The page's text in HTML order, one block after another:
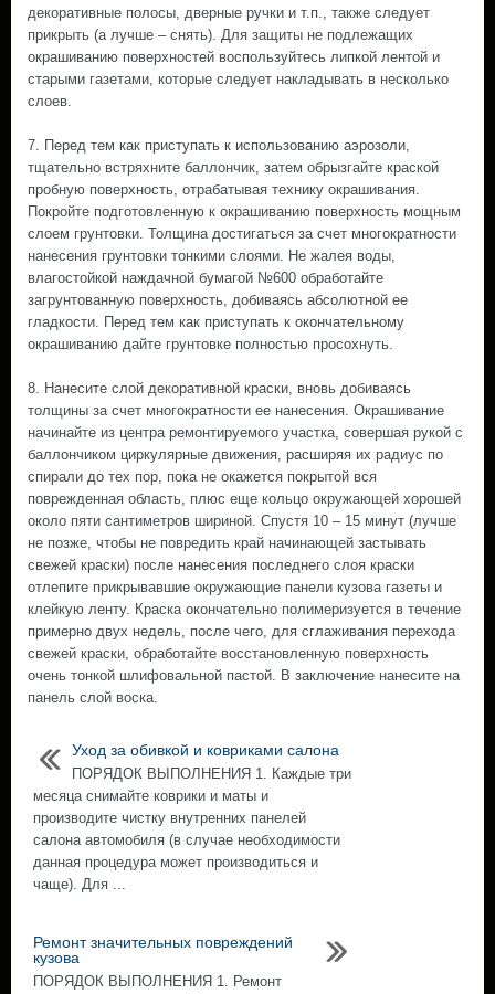
декоративные полосы, дверные ручки и т.п., также следует
прикрыть (а лучше – снять). Для защиты не подлежащих
окрашиванию поверхностей воспользуйтесь липкой лентой и
старыми газетами, которые следует накладывать в несколько
слоев.
7. Перед тем как приступать к использованию аэрозоли,
тщательно встряхните баллончик, затем обрызгайте краской
пробную поверхность, отрабатывая технику окрашивания.
Покройте подготовленную к окрашиванию поверхность мощным
слоем грунтовки. Толщина достигаться за счет многократности
нанесения грунтовки тонкими слоями. Не жалея воды,
влагостойкой наждачной бумагой №600 обработайте
загрунтованную поверхность, добиваясь абсолютной ее
гладкости. Перед тем как приступать к окончательному
окрашиванию дайте грунтовке полностью просохнуть.
8. Нанесите слой декоративной краски, вновь добиваясь
толщины за счет многократности ее нанесения. Окрашивание
начинайте из центра ремонтируемого участка, совершая рукой с
баллончиком циркулярные движения, расширяя их радиус по
спирали до тех пор, пока не окажется покрытой вся
поврежденная область, плюс еще кольцо окружающей хорошей
около пяти сантиметров шириной. Спустя 10 – 15 минут (лучше
не позже, чтобы не повредить край начинающей застывать
свежей краски) после нанесения последнего слоя краски
отлепите прикрывавшие окружающие панели кузова газеты и
клейкую ленту. Краска окончательно полимеризуется в течение
примерно двух недель, после чего, для сглаживания перехода
свежей краски, обработайте восстановленную поверхность
очень тонкой шлифовальной пастой. В заключение нанесите на
панель слой воска.
Уход за обивкой и ковриками салона
ПОРЯДОК ВЫПОЛНЕНИЯ 1. Каждые три
месяца снимайте коврики и маты и
производите чистку внутренних панелей
салона автомобиля (в случае необходимости
данная процедура может производиться и
чаще). Для ...
Ремонт значительных повреждений
кузова
ПОРЯДОК ВЫПОЛНЕНИЯ 1. Ремонт